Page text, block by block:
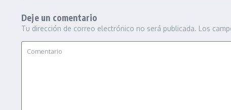
Deje un comentario
Tu dirección de correo electrónico no será publicada. Los